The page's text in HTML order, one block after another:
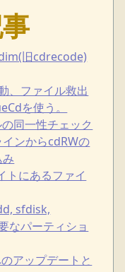
旧cdrecode)
、ファイル救出
を使う。
同一性チェック
ンからcdRWの
にあるファイ
sfdisk,
なパーティショ
アップデートと